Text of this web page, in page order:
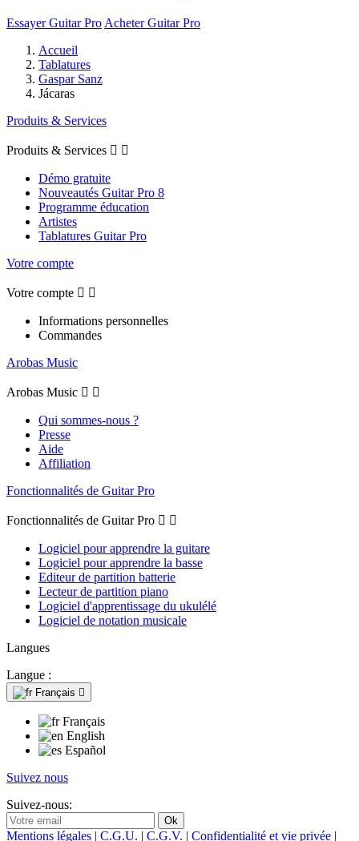
Essayer Guitar Pro Acheter Guitar Pro
Accueil
Tablatures
Gaspar Sanz
Jácaras
Produits & Services
Produits & Services  
Démo gratuite
Nouveautés Guitar Pro 8
Programme éducation
Artistes
Tablatures Guitar Pro
Votre compte
Votre compte  
Informations personnelles
Commandes
Arobas Music
Arobas Music  
Qui sommes-nous ?
Presse
Aide
Affiliation
Fonctionnalités de Guitar Pro
Fonctionnalités de Guitar Pro  
Logiciel pour apprendre la guitare
Logiciel pour apprendre la basse
Editeur de partition batterie
Lecteur de partition piano
Logiciel d'apprentissage du ukulélé
Logiciel de notation musicale
Langues
Langue :
Français 
Français
English
Español
Suivez nous
Suivez-nous:
Mentions légales | C.G.U. | C.G.V. | Confidentialité et vie privée |